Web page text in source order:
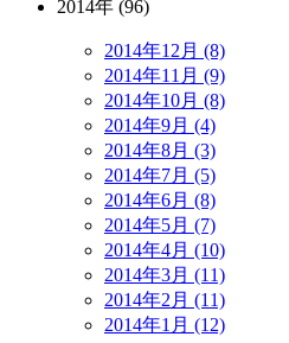
2014年 (96)
2014年12月 (8)
2014年11月 (9)
2014年10月 (8)
2014年9月 (4)
2014年8月 (3)
2014年7月 (5)
2014年6月 (8)
2014年5月 (7)
2014年4月 (10)
2014年3月 (11)
2014年2月 (11)
2014年1月 (12)